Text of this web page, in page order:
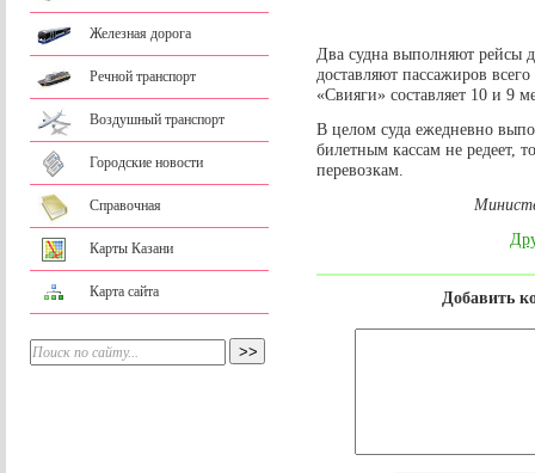
Железная дорога
Речной транспорт
Воздушный транспорт
Городские новости
Справочная
Карты Казани
Карта сайта
Два судна выполняют рейсы
доставляют пассажиров
«Свияги» составляет 10 и 9
В целом суда ежедневно
билетным кассам не редеет,
перевозкам.
Добавить